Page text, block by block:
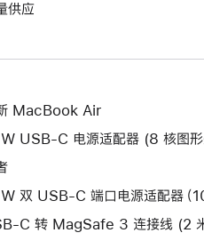
新
开
窗
供应
MacBook Air
USB-C 电源适配器 (8 核图
双 USB-C 端口电源适配器（
C 转 MagSafe 3 连接线 (2